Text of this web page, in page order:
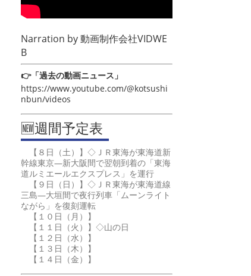
Narration by動画制作会社VIDWE
B
👉「過去の動画ニュース」
https://www.youtube.com/@kotsushi
nbun/videos
🆕週間予定表
【８日（土）】◇ＪＲ東海が東海道新
幹線東京―新大阪間で翌朝到着の「東海
道ルミエールエクスプレス」を運行
【９日（日）】◇ＪＲ東海が東海道線
三島―大垣間で夜行列車「ムーンライト
ながら」を復刻運転
【１０日（月）】
【１１日（火）】◇山の日
【１２日（水）】
【１３日（木）】
【１４日（金）】